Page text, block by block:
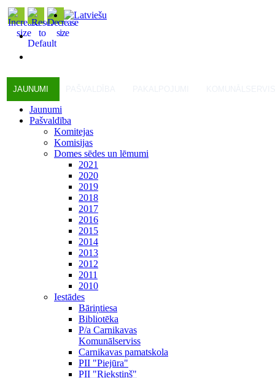
JAUNUMI
Jaunumi
Pašvaldība
Komitejas
Komisijas
Domes sēdes un lēmumi
2021
2020
2019
2018
2017
2016
2015
2014
2013
2012
2011
2010
Iestādes
Bāriņtiesa
Bibliotēka
P/a Carnikavas
Komunālserviss
Carnikavas pamatskola
PII "Piejūra"
PII "Riekstiņš"